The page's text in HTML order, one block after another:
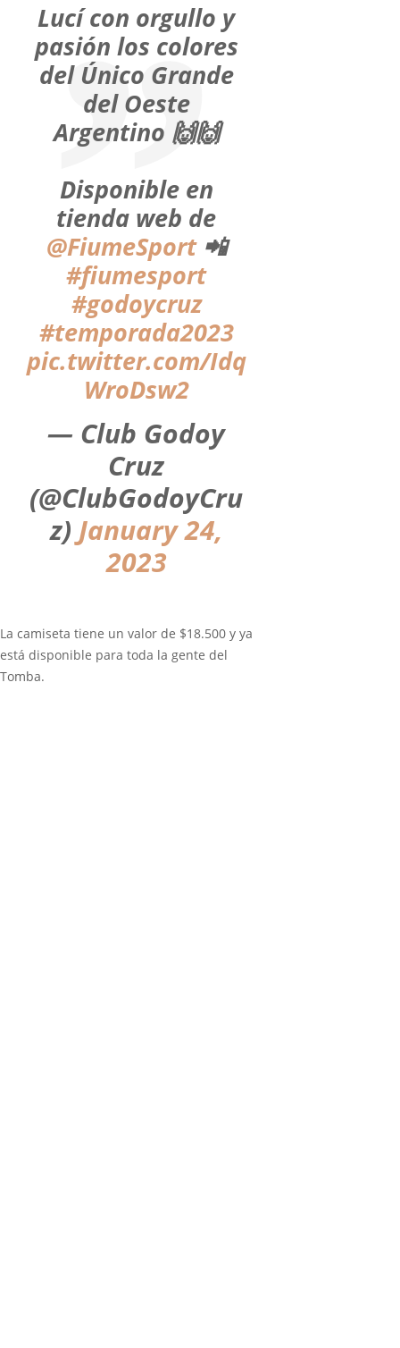
Lucí con orgullo y
pasión los colores
del Único Grande
del Oeste
Argentino 🙌🙌
Disponible en
tienda web de
@FiumeSport📲
#fiumesport
#godoycruz
#temporada2023
pic.twitter.com/Idq
WroDsw2
— Club Godoy
Cruz
(@ClubGodoyCru
z) January 24,
2023
La camiseta tiene un valor de $18.500 y ya
está disponible para toda la gente del
Tomba.